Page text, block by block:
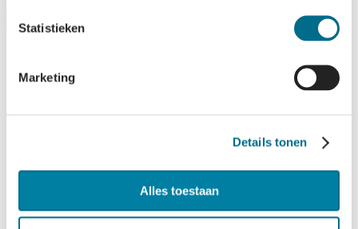
Statistieken
Marketing
Details tonen
Alles toestaan
Contact
Groepen